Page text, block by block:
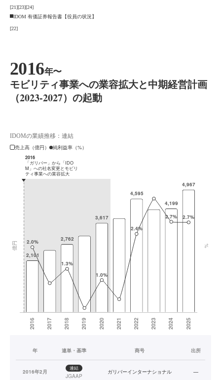
[21][23][24]
IDOM 有価証券報告書【役員の状況】
[22]
2016年〜
モビリティ事業への業容拡大と中期経営計画
（2023-2027）の起動
IDOMの業績推移：連結
売上高（億円）
純利益率（%）
年 連単・基準 商号 出所
2016年2月
連結
JGAAP
ガリバーインターナショナル —